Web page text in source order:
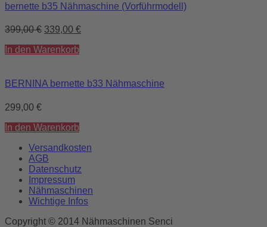
bernette b35 Nähmaschine (Vorführmodell)
399,00€ 339,00 €
In den Warenkorb
BERNINA bernette b33 Nähmaschine
299,00 €
In den Warenkorb
Versandkosten
AGB
Datenschutz
Impressum
Nähmaschinen
Wichtige Infos
Copyright © 2014 Nähmaschinen Senci